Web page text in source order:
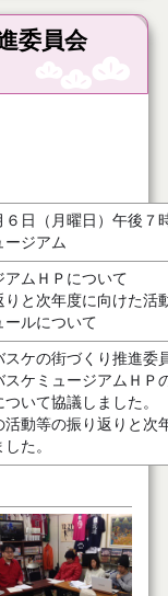
委員会
６日（月曜日）午後７
ージアム
アムＨＰについて
りと次年度に向けた活
ールについて
スケの街づくり推進委
スケミュージアムＨＰ
いて協議しました。
活動等の振り返りと
た。